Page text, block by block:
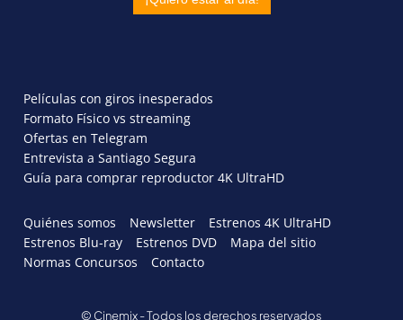
Películas con giros inesperados
Formato Físico vs streaming
Ofertas en Telegram
Entrevista a Santiago Segura
Guía para comprar reproductor 4K UltraHD
Quiénes somos Newsletter
Estrenos 4K UltraHD
Estrenos Blu-ray
Estrenos DVD
Mapa del sitio
Normas Concursos
Contacto
© Cinemix - Todos los derechos reservados